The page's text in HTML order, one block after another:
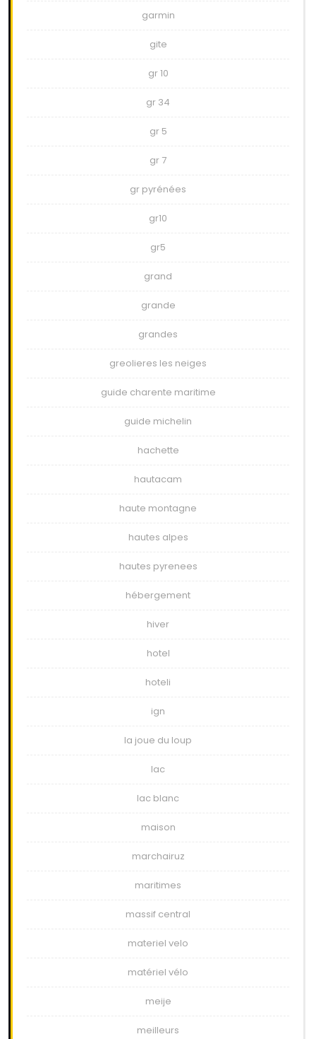
garmin
gite
gr 10
gr 34
gr 5
gr 7
gr pyrénées
gr10
gr5
grand
grande
grandes
greolieres les neiges
guide charente maritime
guide michelin
hachette
hautacam
haute montagne
hautes alpes
hautes pyrenees
hébergement
hiver
hotel
hoteli
ign
la joue du loup
lac
lac blanc
maison
marchairuz
maritimes
massif central
materiel velo
matériel vélo
meije
meilleurs